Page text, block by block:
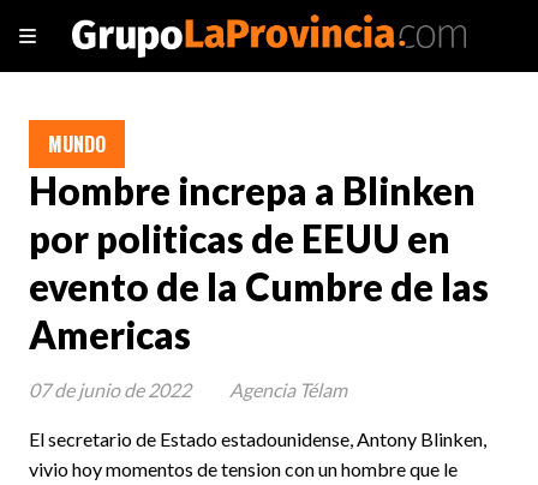
Hombre increpa a Blinken
por politicas de EEUU en
evento de la Cumbre de las
Americas
El secretario de Estado estadounidense, Antony Blinken,
vivio hoy momentos de tension con un hombre que le
MUNDO
07 de junio de 2022 Agencia Télam